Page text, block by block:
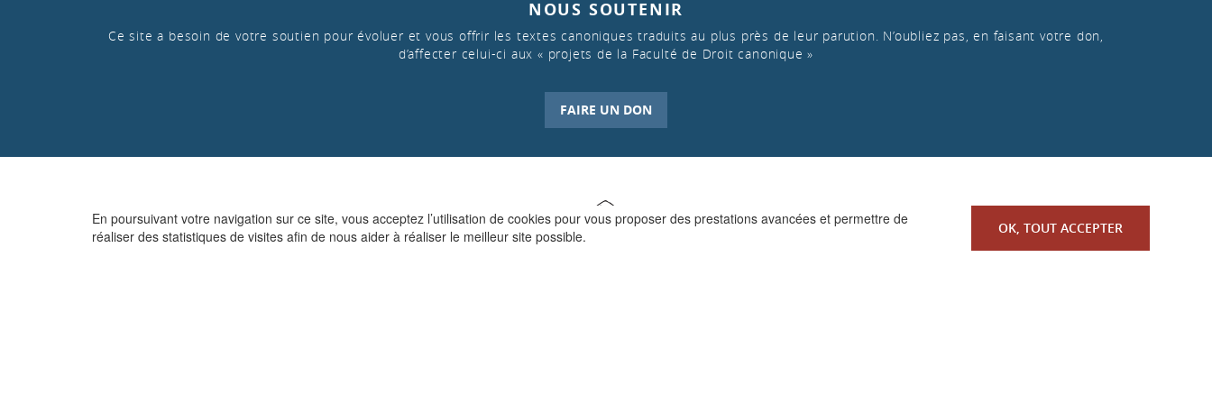
En poursuivant votre navigation sur ce site, vous acceptez l’utilisation de cookies pour vous proposer des prestations avancées et permettre de
réaliser des statistiques de visites afin de nous aider à réaliser le meilleur site possible.
OK, TOUT ACCEPTER
NOUS SOUTENIR
Ce site a besoin de votre soutien pour évoluer et vous offrir les textes canoniques traduits au plus près de leur parution. N’oubliez pas, en faisant votre don,
d’affecter celui-ci aux « projets de la Faculté de Droit canonique »
FAIRE UN DON